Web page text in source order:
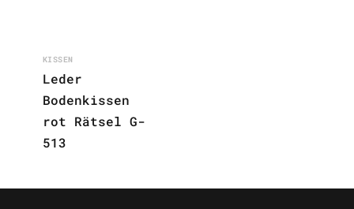
KISSEN
Leder
Bodenkissen
rot Rätsel G-
513